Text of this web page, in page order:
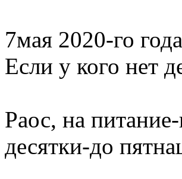
7мая 2020-го
Если у кого нет
Раос, на
десятки-до